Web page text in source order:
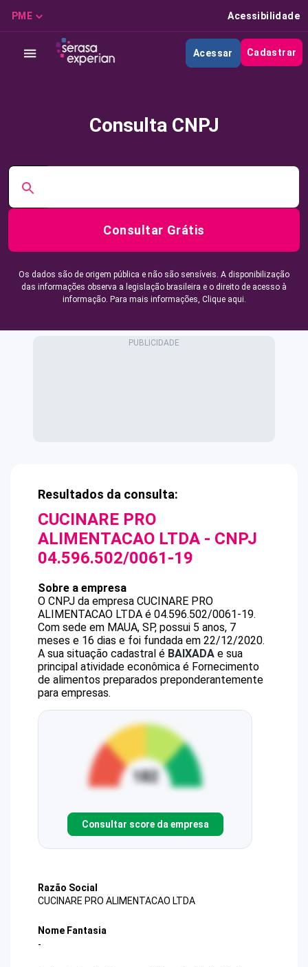
PME Acessibilidade
Acessar Cadastrar
Consulta CNPJ
Consultar Grátis
Os dados são de origem pública e não são sensíveis. A disponibilização
das informações observa a legislação brasileira e o direito de acesso à
informação. Para mais informações, Clique aqui.
Resultados da consulta:
CUCINARE PRO
ALIMENTACAO LTDA - CNPJ
04.596.502/0061-19
Sobre a empresa
O CNPJ da empresa CUCINARE PRO
ALIMENTACAO LTDA é 04.596.502/0061-19.
Com sede em MAUA, SP, possui 5 anos, 7
meses e 16 dias e foi fundada em 22/12/2020.
A sua situação cadastral é BAIXADA e sua
principal atividade econômica é Fornecimento
de alimentos preparados preponderantemente
para empresas.
Consultar score da empresa
Razão Social
CUCINARE PRO ALIMENTACAO LTDA
Nome Fantasia
-